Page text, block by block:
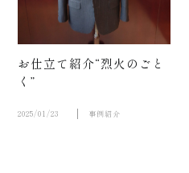
お仕立て紹介“烈火のごと
く”
2025/01/23 事例紹介